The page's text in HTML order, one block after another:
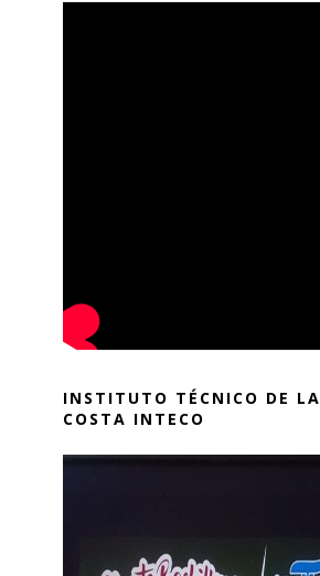
INSTITUTO TÉCNICO DE LA
COSTA INTECO